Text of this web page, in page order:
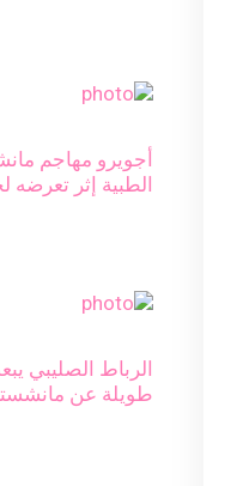
أجويرو مهاجم
الطبية إثر
الرباط الصليبي
طويلة عن